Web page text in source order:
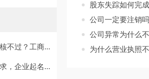
不过？工商...
，企业起名...
股东失踪如何完
公司一定要注销
公司异常为什么
为什么营业执照